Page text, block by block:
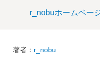
r_nobuホームペー
著者： r_nobu